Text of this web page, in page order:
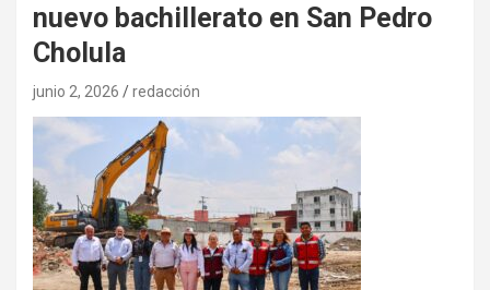
nuevo bachillerato en San Pedro
Cholula
junio 2, 2026 redacción